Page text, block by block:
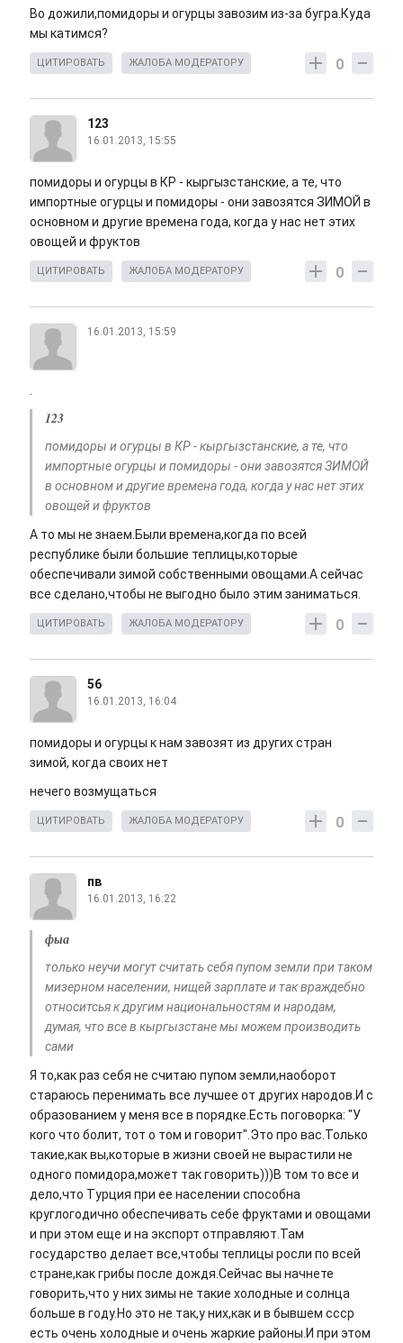
Во дожили,помидоры и огурцы завозим из-за бугра.Куда
мы катимся?
0
ЦИТИРОВАТЬ ЖАЛОБА МОДЕРАТОРУ
123
16.01.2013, 15:55
помидоры и огурцы в КР - кыргызстанские, а те, что
импортные огурцы и помидоры - они завозятся ЗИМОЙ в
основном и другие времена года, когда у нас нет этих
овощей и фруктов
0
ЦИТИРОВАТЬ ЖАЛОБА МОДЕРАТОРУ
16.01.2013, 15:59
.
123
помидоры и огурцы в КР - кыргызстанские, а те, что
импортные огурцы и помидоры - они завозятся ЗИМОЙ
в основном и другие времена года, когда у нас нет этих
овощей и фруктов
А то мы не знаем.Были времена,когда по всей
республике были большие теплицы,которые
обеспечивали зимой собственными овощами.А сейчас
все сделано,чтобы не выгодно было этим заниматься.
0
ЦИТИРОВАТЬ ЖАЛОБА МОДЕРАТОРУ
56
16.01.2013, 16:04
помидоры и огурцы к нам завозят из других стран
зимой, когда своих нет
нечего возмущаться
0
ЦИТИРОВАТЬ ЖАЛОБА МОДЕРАТОРУ
пв
16.01.2013, 16:22
фыа
только неучи могут считать себя пупом земли при таком
мизерном населении, нищей зарплате и так враждебно
относитсья к другим национальностям и народам,
думая, что все в кыргызстане мы можем производить
сами
Я то,как раз себя не считаю пупом земли,наоборот
стараюсь перенимать все лучшее от других народов.И с
образованием у меня все в порядке.Есть поговорка: "У
кого что болит, тот о том и говорит".Это про вас.Только
такие,как вы,которые в жизни своей не вырастили не
одного помидора,может так говорить)))В том то все и
дело,что Турция при ее населении способна
круглогодично обеспечивать себе фруктами и овощами
и при этом еще и на экспорт отправляют.Там
государство делает все,чтобы теплицы росли по всей
стране,как грибы после дождя.Сейчас вы начнете
говорить,что у них зимы не такие холодные и солнца
больше в году.Но это не так,у них,как и в бывшем ссср
есть очень холодные и очень жаркие районы.И при этом